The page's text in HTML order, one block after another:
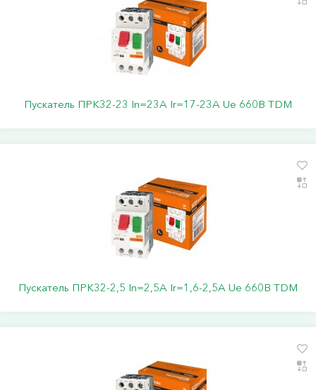
Пускатель ПРК32-23 In=23A Ir=17-23A Ue 660В TDM
Пускатель ПРК32-2,5 In=2,5A Ir=1,6-2,5A Ue 660В TDM